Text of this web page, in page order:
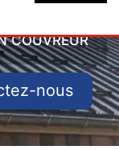
COUVREUR
nous